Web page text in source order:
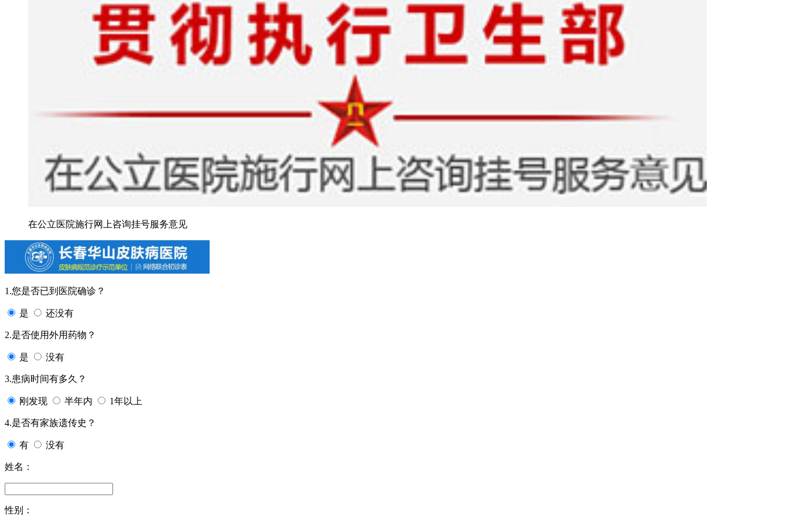
在公立医院施行网上咨询挂号服务意见
1.您是否已到医院确诊？
是 还没有
2.是否使用外用药物？
是 没有
3.患病时间有多久？
刚发现 半年内 1年以上
4.是否有家族遗传史？
有 没有
姓名：
性别：